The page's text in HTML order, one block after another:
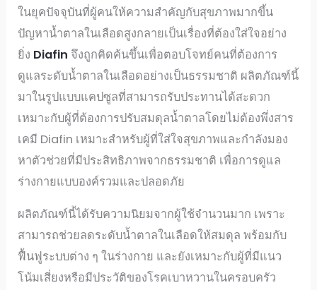
ในยุคปัจจุบันที่ผู้คนให้ความสำคัญกับสุขภาพมากขึ้น
ปัญหาน้ำตาลในเลือดสูงกลายเป็นเรื่องที่ต้องใส่ใจอย่าง
ยิ่ง Diafin จึงถูกคิดค้นขึ้นเพื่อตอบโจทย์คนที่ต้องการ
ดูแลระดับน้ำตาลในเลือดอย่างเป็นธรรมชาติ ผลิตภัณฑ์นี้
มาในรูปแบบแคปซูลที่สามารถรับประทานได้สะดวก
เหมาะกับผู้ที่ต้องการปรับสมดุลน้ำตาลโดยไม่ต้องพึ่งสาร
เคมี Diafin เหมาะสำหรับผู้ที่ใส่ใจสุขภาพและกำลังมอง
หาตัวช่วยที่มีประสิทธิภาพจากธรรมชาติ เพื่อการดูแล
ร่างกายแบบองค์รวมและปลอดภัย
ผลิตภัณฑ์นี้ได้รับความนิยมจากผู้ใช้จำนวนมาก เพราะ
สามารถช่วยลดระดับน้ำตาลในเลือดให้สมดุล พร้อมกับ
ฟื้นฟูระบบต่าง ๆ ในร่างกาย และยังเหมาะกับผู้ที่มีแนว
โน้มเสี่ยงหรือมีประวัติของโรคเบาหวานในครอบครัว